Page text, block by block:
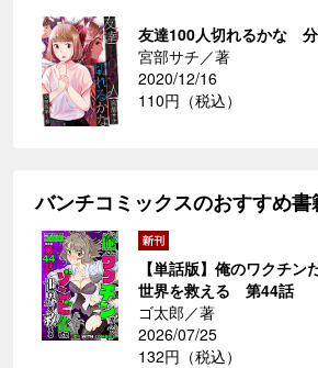
友達100人切れるかな
宮部サチ／著
2020/12/16
110円（税込）
バンチコミックスのおすすめ書
【単話版】俺のワクチン
世界を救える 第44話
ゴ太郎／著
2026/07/25
132円（税込）